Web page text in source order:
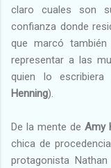
claro cuales son
confianza donde
que marcó
representar a las
quien lo
Henning).
De la mente de Amy
chica de
protagonista